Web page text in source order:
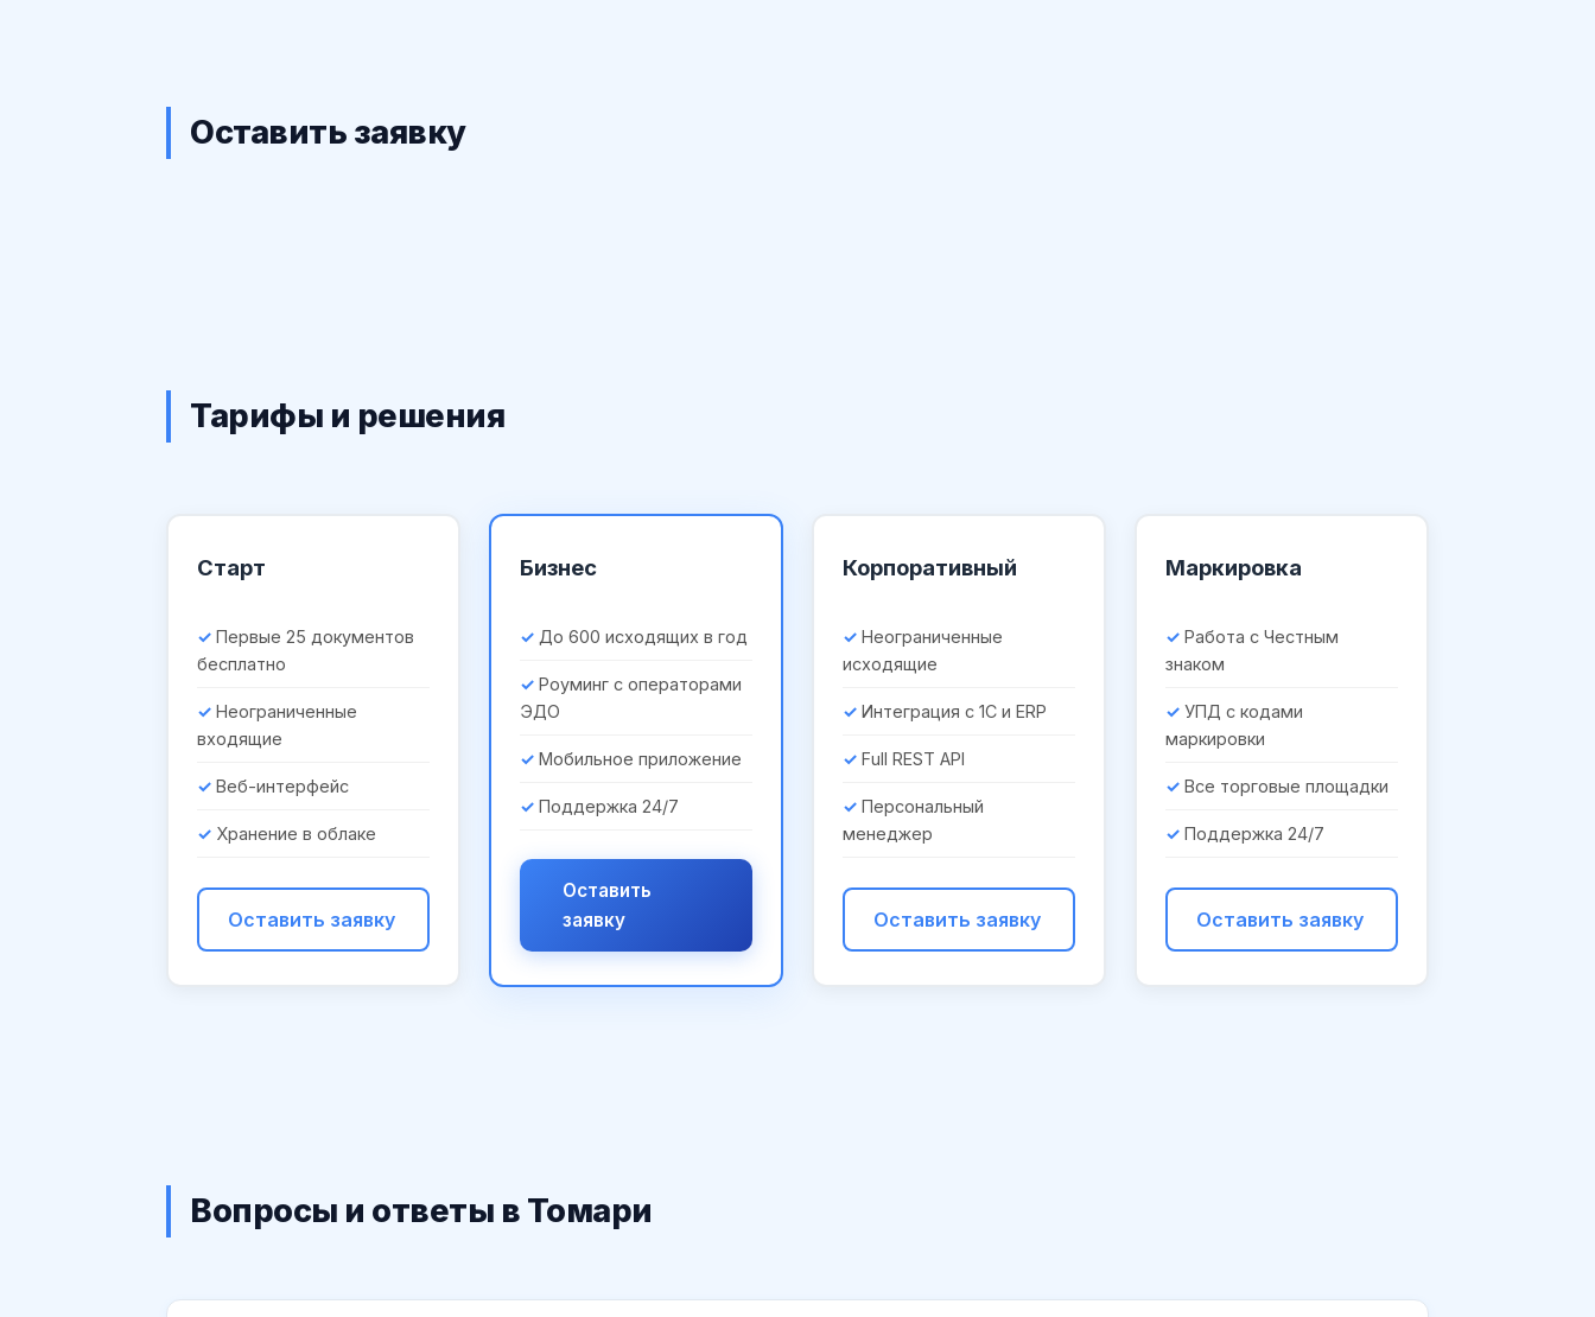
Оставить заявку
Тарифы и решения
Старт
Первые 25 документов
бесплатно
Неограниченные
входящие
Веб-интерфейс
Хранение в облаке
Оставить заявку
Бизнес
До 600 исходящих в год
Роуминг с операторами
ЭДО
Мобильное приложение
Поддержка 24/7
Оставить
заявку
Корпоративный
Неограниченные
исходящие
Интеграция с 1С и ERP
Full REST API
Персональный
менеджер
Оставить заявку
Маркировка
Работа с Честным
знаком
УПД с кодами
маркировки
Все торговые площадки
Поддержка 24/7
Оставить заявку
Вопросы и ответы в Томари